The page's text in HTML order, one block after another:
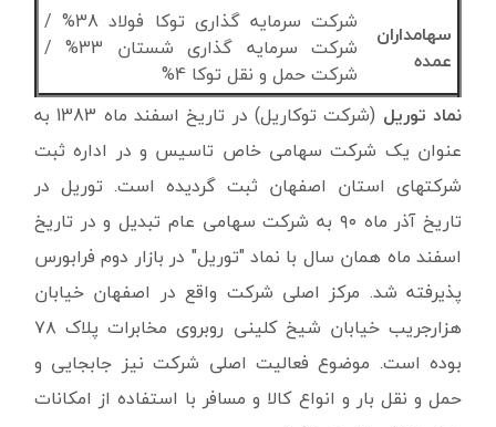
سهامداران
عمده
شرکت سرمایه گذاری توکا فولاد 38% /
شرکت سرمایه گذاری شستان 33% /
شرکت حمل و نقل توکا 4%
نماد توریل
(شرکت توکاریل) در تاریخ اسفند ماه 1383 به
عنوان یک شرکت سهامی خاص تاسیس و در اداره ثبت
شرکتهای استان اصفهان ثبت گردیده است. توریل در
تاریخ آذر ماه ۹۰ به شرکت سهامی عام تبدیل و در تاریخ
اسفند ماه همان سال با نماد "توریل" در بازار دوم فرابورس
پذیرفته شد. مرکز اصلی شرکت واقع در اصفهان خیابان
هزارجریب خیابان شیخ کلینی روبروی مخابرات پلاک ۷۸
بوده است. موضوع فعالیت اصلی شرکت نیز جابجایی و
حمل و نقل بار و انواع کالا و مسافر با استفاده از امکانات